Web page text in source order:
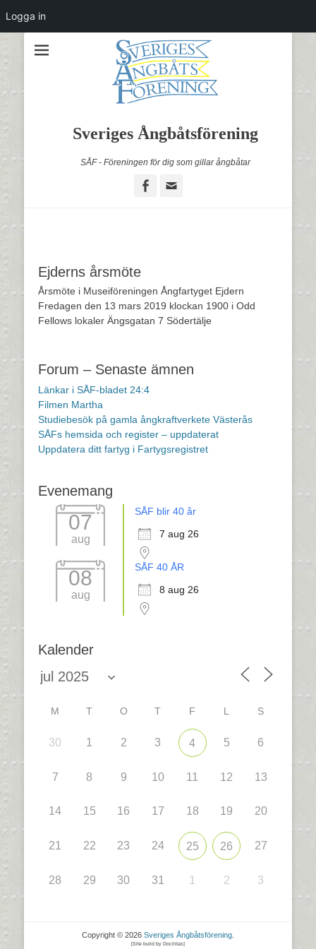
Sveriges Ångbåtsförening
SÅF - Föreningen för dig som gillar ångbåtar
Facebook
Ejderns årsmöte
Årsmöte i Museiföreningen Ångfartyget Ejdern
Fredagen den 13 mars 2019 klockan 1900 i Odd
Fellows lokaler Ängsgatan 7 Södertälje
Forum – Senaste ämnen
Länkar i SÅF-bladet 24:4
Filmen Martha
Studiebesök på gamla ångkraftverkete Västerås
SÅFs hemsida och register – uppdaterat
Uppdatera ditt fartyg i Fartygsregistret
Evenemang
07
aug
SÅF blir 40 år
7 aug 26
08
aug
SÅF 40 ÅR
8 aug 26
Kalender
M T O T F L S
30 1 2 3 4 5 6
7 8 9 10 11 12 13
14 15 16 17 18 19 20
21 22 23 24 25 26 27
28 29 30 31 1 2 3
Copyright © 2026 Sveriges Ångbåtsförening
[Site build by Docilitas]
Logga in